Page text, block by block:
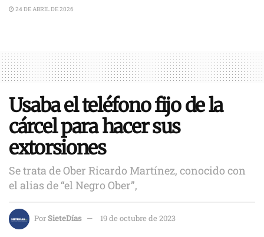
24 DE ABRIL DE 2026
Usaba el teléfono fijo de la
cárcel para hacer sus
extorsiones
Se trata de Ober Ricardo Martínez, conocido con
el alias de “el Negro Ober”,
PorSieteDías 19 de octubre de 2023